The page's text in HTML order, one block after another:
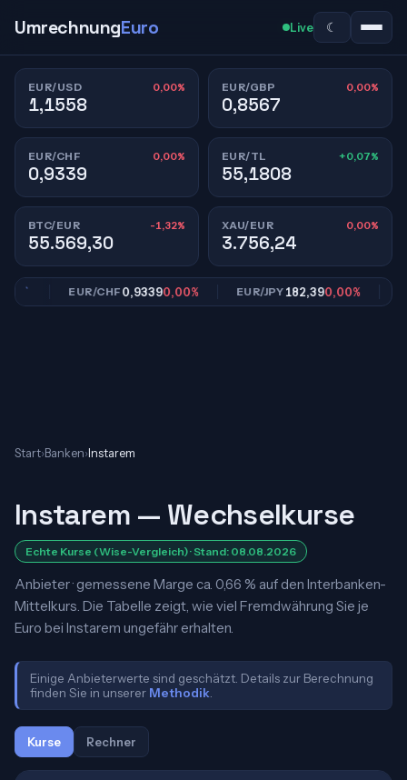
UmrechnungEuro Live ☾
EUR/USD 0,00%
1,1558
EUR/GBP 0,00%
0,8567
EUR/CHF 0,00%
0,9339
EUR/TL +0,07%
55,1808
BTC/EUR -1,32%
55.569,30
XAU/EUR 0,00%
3.756,24
EUR/CHF0,93390,00% EUR/JPY182,390,00%
Start›Banken› Instarem
Instarem — Wechselkurse
Echte Kurse (Wise-Vergleich) · Stand: 08.08.2026
Anbieter · gemessene Marge ca. 0,66 % auf den Interbanken-
Mittelkurs. Die Tabelle zeigt, wie viel Fremdwährung Sie je
Euro bei Instarem ungefähr erhalten.
Einige Anbieterwerte sind geschätzt. Details zur Berechnung
finden Sie in unserer Methodik
Kurse Rechner